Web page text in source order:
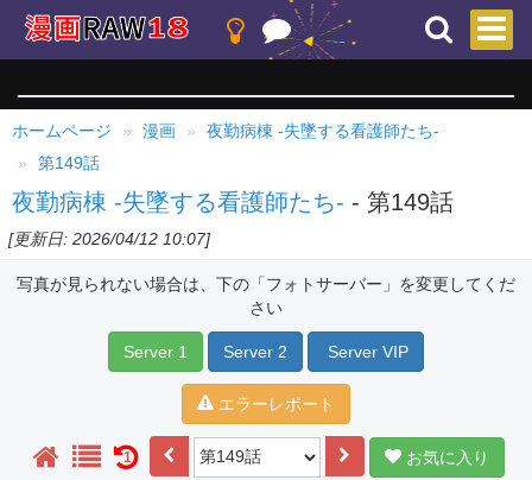
ホームページ 漫画
夜勤病棟 -失墜する看護師たち-
第149話
夜勤病棟 -失墜する看護師たち- - 第149話
[更新日: 2026/04/12 10:07]
写真が見られない場合は、下の「フォトサーバー」を変更してくだ
さい
Server 1 Server 2 Server VIP
エラーレポート
1 お気に入り